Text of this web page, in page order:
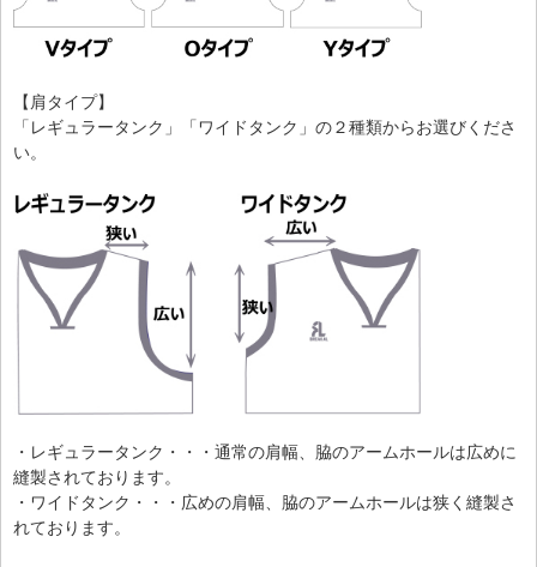
【肩タイプ】
「レギュラータンク」「ワイドタンク」の２種類からお選びくださ
い。
・レギュラータンク・・・通常の肩幅、脇のアームホールは広めに
縫製されております。
・ワイドタンク・・・広めの肩幅、脇のアームホールは狭く縫製さ
れております。